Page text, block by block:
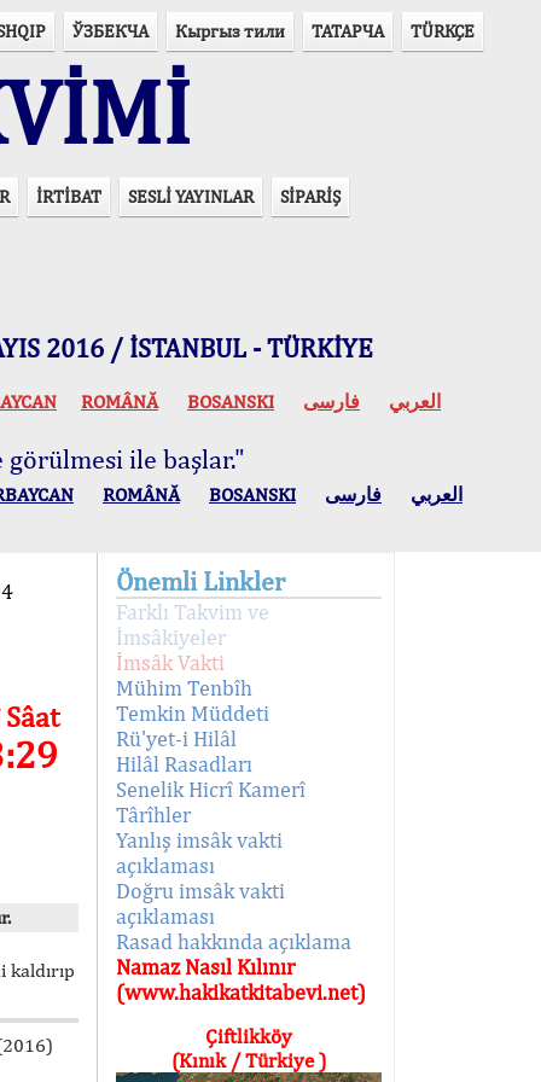
ЎЗБЕКЧА Кыргыз тили ТАТАРЧА TÜRKÇE
İRTİBAT SESLİ YAYINLAR SİPARİŞ
2016 / İSTANBUL - TÜRKİYE
ROMÂNĂ BOSANSKI العربي فارسی
ile başlar."
ROMÂNĂ BOSANSKI العربي فارسی
Önemli Linkler
Farklı Takvim ve
İmsâkiyeler
İmsâk Vakti
Mühim Tenbîh
Temkin Müddeti
Rü'yet-i Hilâl
Hilâl Rasadları
Senelik Hicrî Kamerî
Târîhler
Yanlış imsâk vakti
açıklaması
Doğru imsâk vakti
açıklaması
Rasad hakkında açıklama
Namaz Nasıl Kılınır
(www.hakikatkitabevi.net)
Çiftlikköy
(Kınık / Türkiye )